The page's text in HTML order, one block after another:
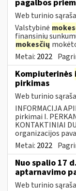
pagalbos
Web turinio
Valstybinė
finansinių
mokesčių
Metai: 2022
Kompiuterinės
pirkimas
Web turinio
INFORMACIJA
pirkimai I.
KONTAKTINIAI
organizacijos
Metai: 2022
Nuo spalio 17
aptarnavimo
Web turinio